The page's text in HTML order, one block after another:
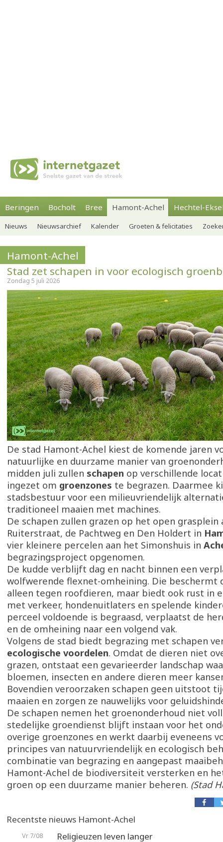
Beringen Bocholt Bree Hamont-Achel Hechtel-
Nieuws Nieuwsarchief Kalender Groeten & felicitaties
Hamont-Achel
Stad zet schapen in voor ecologisch
Zondag 5 juli 2026
De stad Hamont-Achel kiest de komende jaren
natuurlijke en duurzame manier van
midden juli zullen schapen op verschillende
ingezet om groenzones te begrazen. Daarmee
stadsbestuur voor een milieuvriendelijk
traditioneel maaien met machines.
De schapen zullen grazen op het open grasplein
Ruiterstraat, de Pachtweg en Den Holdert in
vier kleinere percelen aan het Simonshuis in
begrazingsproject opgenomen.
De kudde verblijft dag en nacht binnen een
wolfwerende flexnet-omheining. Die beschermt
alleen tegen roofdieren, maar biedt ook rust in
met verkeer, hondenuitlaters en spelende
perceel voldoende is begraasd, verplaatst de
en de omheining naar een volgend vak.
Volgens de stad biedt begrazing met schapen
ecologische voordelen. Omdat de dieren niet
grazen, ontstaat een gevarieerder landschap
bloemen, insecten en andere dieren meer
Bovendien veroorzaken schapen geen uitstoot
maaien en zorgen ze nauwelijks voor
De schapen nemen het groenonderhoud niet
stedelijke groendienst blijft instaan voor het
overige groenzones en werkt daarbij eveneens
principes van natuurvriendelijk en ecologisch
combinatie van begrazing en aangepast
Hamont-Achel de biodiversiteit versterken en
groen op een duurzame manier beheren. (Stad
Recentste nieuws Hamont-Achel
Vr 7/08 Religieuzen leven langer